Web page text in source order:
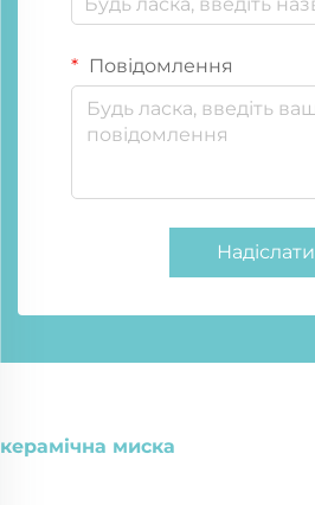
Повідомлення
Надіслати
керамічна миска